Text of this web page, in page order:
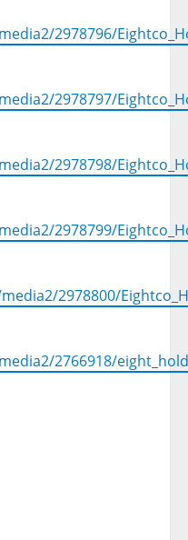
2978796/
2978797/
2978798/
2978799/
2978800/
2766918/